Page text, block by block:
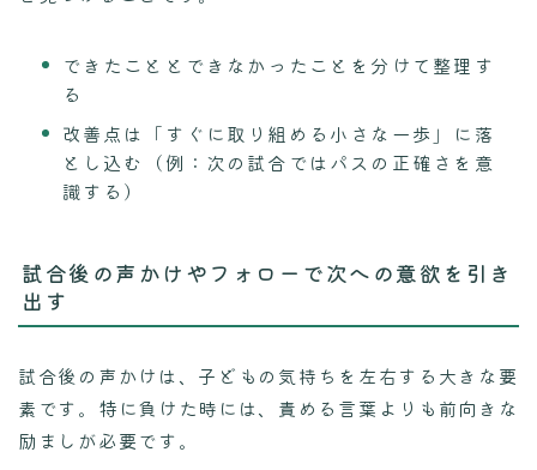
できたこととできなかったことを分けて整理す
る
改善点は「すぐに取り組める小さな一歩」に落
とし込む（例：次の試合ではパスの正確さを意
識する）
試合後の声かけやフォローで次への意欲を引き
出す
試合後の声かけは、子どもの気持ちを左右する大きな要
素です。特に負けた時には、責める言葉よりも前向きな
励ましが必要です。